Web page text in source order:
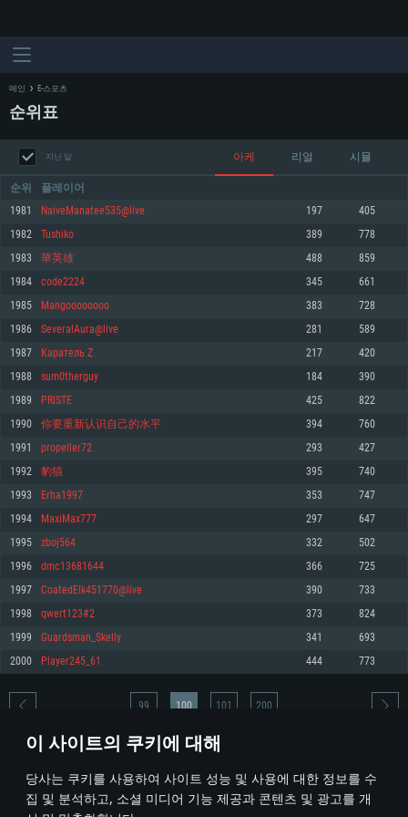
이 사이트의 쿠키에 대해
당사는 쿠키를 사용하여 사이트 성능 및 사용에 대한 정보를 수
집 및 분석하고, 소셜 미디어 기능 제공과 콘텐츠 및 광고를 개
최소사양
운영체제: Windows 10 (64 bit)
프로세서: 2.2 GHz 듀얼코어 이상
메모리: 4GB
그래픽 카드: DirectX 11 이상을 지원하는 AMD Radeon 77XX / NVIDIA
GeForce GT 660. 최소 사양 해상도: 720p
네트워크: 브로드밴드 인터넷
여유 저장 공간: 22.1 GB (최소 클라이언트)
권장 사양
570 혹은 그 이상
여유 저장 공간: 62.2 GB (전체 클라이언트)
최소사양
운영체제: Mac OS Big Sur 11.0
프로세서: 최소 2.2 GHz의 Core i5 (Intel Xeon 은 지원하지 않습니다)
메모리: 6 GB
그래픽 카드: Metal 을 지원하는 Intel Iris Pro 5200 (Mac), 혹은 이와 비슷한 성
능을 가지는 Mac 버전의 AMD/Nvidia. 최소 해상도: 720p
네트워크: 브로드밴드 인터넷
여유 저장 공간: 22.1 GB (최소 클라이언트)
권장 사양
네트워크: 브로드밴드 인터넷
여유 저장 공간: 62.2 GB (전체 클라이언트)
최소사양
운영체제: 64bit Linux 중 최신 버전
프로세서: 2.4 GHz 듀얼코어
메모리: 4 GB
그래픽 카드: Vulkan 을 지원하고, 최신 그래픽 드라이버를 지원하는 NVIDIA
660 (6개월 미만) 혹은 그와 동급의 성능을 가지며 최신 그래픽 드라이버를 지
원하는 AMD (6개월 미만; 최소사양 지원 해상도 720p)
네트워크: 브로드밴드 인터넷
여유 저장 공간: 22.1 GB (최소 클라이언트)
권장 사양
운영체제: Ubuntu 20.04 64bit
프로세서: Intel Core i7
메모리: 16 GB
그래픽 카드: Vulkan 을 지원하고, 최신 그래픽 드라이버를 지원하는 NVIDIA
1060 (6개월 미만) 혹은 그와 동급의 성능을 가지며 최신 그래픽 드라이버를
지원하는 AMD RX 570 (6개월 미만; 최소사양 지원 해상도 720p) 이상
여유 저장 공간: 62.2 GB (전체 클라이언트)
메인 E-스포츠
순위표
지난 달 아케 리얼 시뮬
순위 플레이어
1981 NaiveManatee535@live 197 405
1982 Tushiko 389 778
1983 華英雄 488 859
1984 code2224 345 661
1985 Mangoooooooo 383 728
1986 SeveralAura@live 281 589
1987 Каратель Z 217 420
1988 sum0therguy 184 390
1989 PRISTE 425 822
1990 你要重新认识自己的水平 394 760
1991 propeller72 293 427
1992 豹猫 395 740
1993 Erha1997 353 747
1994 MaxiMax777 297 647
1995 zboj564 332 502
1996 dmc13681644 366 725
1997 CoatedElk451770@live 390 733
1998 qwert123#2 373 824
1999 Guardsman_Skelly 341 693
2000 Player245_61 444 773
* 순위표는 매일 1회 갱신됩니다
99 100 101 200